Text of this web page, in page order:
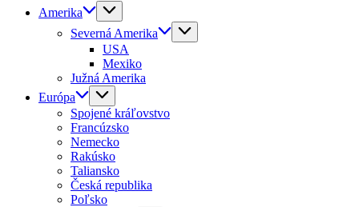
Amerika
Severná Amerika
USA
Mexiko
Južná Amerika
Európa
Spojené kráľovstvo
Francúzsko
Nemecko
Rakúsko
Taliansko
Česká republika
Poľsko